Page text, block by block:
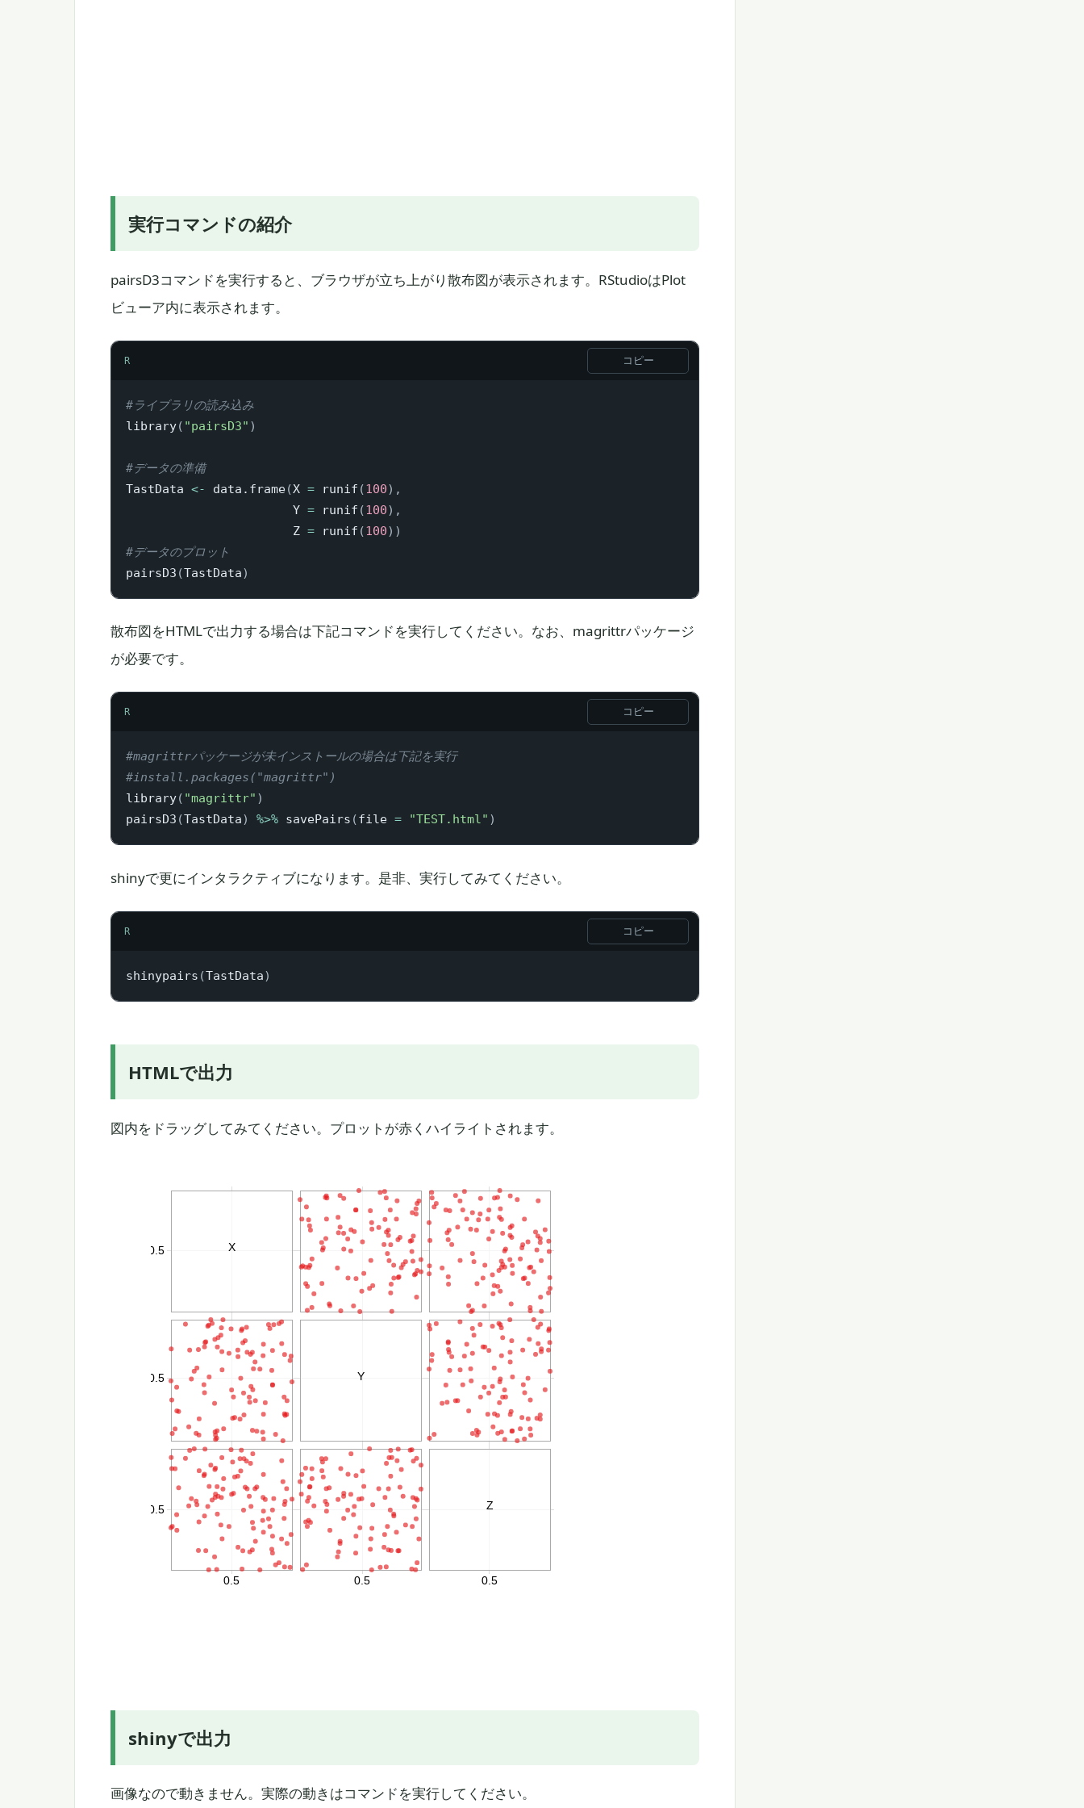
実行コマンドの紹介
pairsD3コマンドを実行すると、ブラウザが立ち上がり散布図が表示されます。RStudioはPlot
ビューア内に表示されます。
R コピー
#ライブラリの読み込み
library( "pairsD3" )
#データの準備
TastData <- data.frame(X = runif (100) ,
                       Y
= runif (100) ,
                       Z
= runif (100) )
#データのプロット
pairsD3 (TastData)
散布図をHTMLで出力する場合は下記コマンドを実行してください。なお、magrittrパッケージ
が必要です。
R コピー
#magrittrパッケージが未インストールの場合は下記を実行
#install.packages("magrittr")
library( "magrittr" )
pairsD3 (TastData) %>% savePairs (file = "TEST.html" )
shinyで更にインタラクティブになります。是非、実行してみてください。
R コピー
shinypairs (TastData)
HTMLで出力
図内をドラッグしてみてください。プロットが赤くハイライトされます。
shinyで出力
画像なので動きません。実際の動きはコマンドを実行してください。